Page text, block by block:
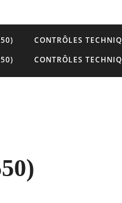
CONTRÔLES
CONTRÔLES